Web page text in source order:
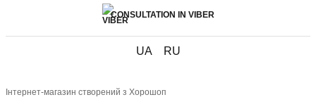
CONSULTATION IN VIBER
UA RU
Інтернет-магазин створений з Хорошоп